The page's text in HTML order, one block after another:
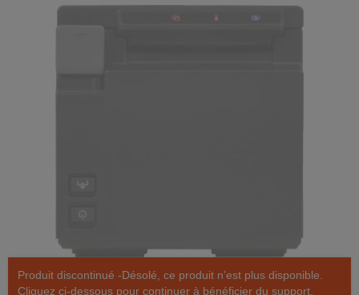
Produit discontinué -Désolé, ce produit n’est plus disponible.
Cliquez ci-dessous pour continuer à bénéficier du support.